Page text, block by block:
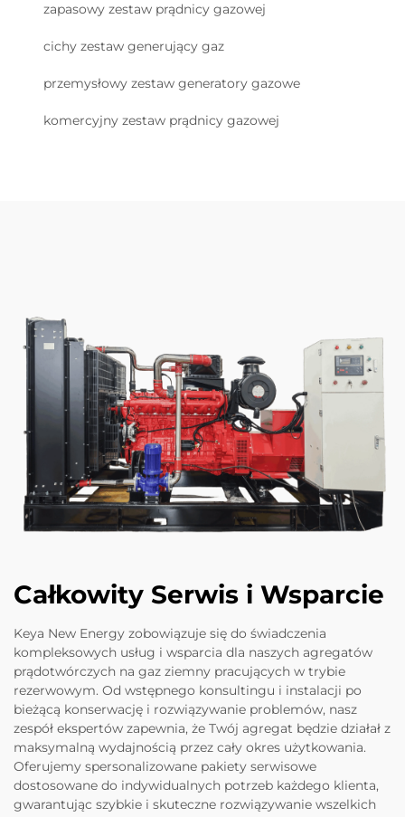
zapasowy zestaw prądnicy gazowej
cichy zestaw generujący gaz
przemysłowy zestaw generatory gazowe
komercyjny zestaw prądnicy gazowej
Całkowity Serwis i Wsparcie
Keya New Energy zobowiązuje się do świadczenia
kompleksowych usług i wsparcia dla naszych agregatów
prądotwórczych na gaz ziemny pracujących w trybie
rezerwowym. Od wstępnego konsultingu i instalacji po
bieżącą konserwację i rozwiązywanie problemów, nasz
zespół ekspertów zapewnia, że Twój agregat będzie działał z
maksymalną wydajnością przez cały okres użytkowania.
Oferujemy spersonalizowane pakiety serwisowe
dostosowane do indywidualnych potrzeb każdego klienta,
gwarantując szybkie i skuteczne rozwiązywanie wszelkich